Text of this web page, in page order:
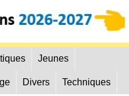
Jeunes
Divers Techniques